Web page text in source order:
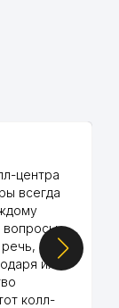
центра
всегда
их
колл-